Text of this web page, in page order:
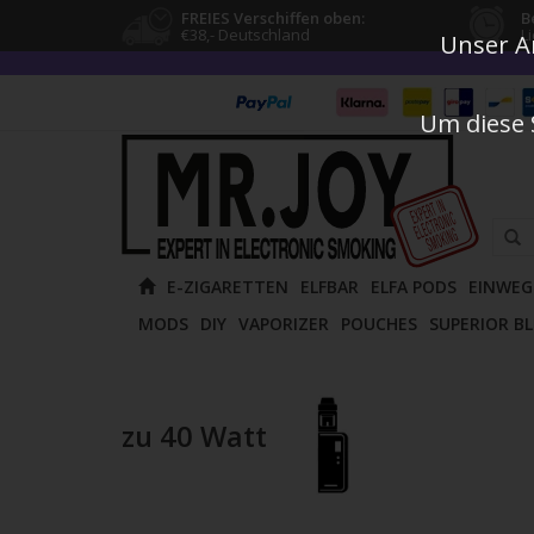
FREIES Verschiffen oben:
€38,- Deutschland
die
Pfeile
E-ZIGARETTEN ELFBAR ELFA PODS
MODS DIY VAPORIZER POUCHES SUPERIOR
zu 40 Watt
Unser
Um diese